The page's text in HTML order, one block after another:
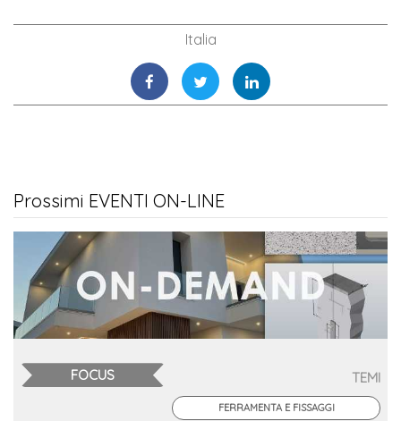
Italia
Prossimi EVENTI ON-LINE
FOCUS TEMI
FERRAMENTA E FISSAGGI